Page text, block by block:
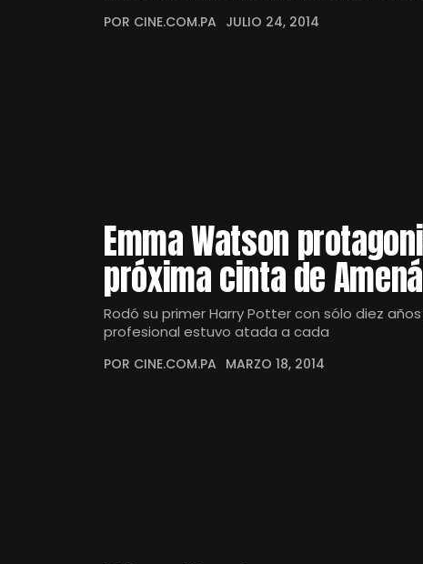
POR CINE.COM.PA JULIO 24, 2014
Emma Watson
próxima cinta de
Rodó su primer Harry Potter con sólo diez
profesional estuvo atada a cada
POR CINE.COM.PA MARZO 18, 2014